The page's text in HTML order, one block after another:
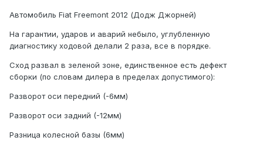
Автомобиль Fiat Freemont 2012 (Додж Джорней)
На гарантии, ударов и аварий небыло, углубленную
диагностику ходовой делали 2 раза, все в порядке.
Сход развал в зеленой зоне, единственное есть дефект
сборки (по словам дилера в пределах допустимого):
Разворот оси передний (-6мм)
Разворот оси задний (-12мм)
Разница колесной базы (6мм)